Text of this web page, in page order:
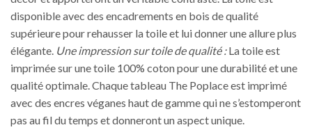
disponible avec des encadrements en bois de qualité
supérieure pour rehausser la toile et lui donner une allure plus
élégante. Une impression sur toile de qualité :La toile est
imprimée sur une toile 100% coton pour une durabilité et une
qualité optimale. Chaque tableau The Poplace est imprimé
avec des encres véganes haut de gamme qui ne s’estomperont
pas au fil du temps et donneront un aspect unique.